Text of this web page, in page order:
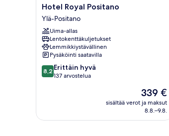
Hotel
Royal
Positano
Ylä-
Positano
Hotel Royal Positano
Ylä-Positano
Uima-allas
Lentokenttäkuljetukset
Lemmikkiystävällinen
Pysäköinti saatavilla
8.2
kautta
arvostelua
8,2 Erittäin hyvä
137 arvostelua
Hinta
on
339 €
339 €
sisältää verot ja maksut
8.8.–9.8.